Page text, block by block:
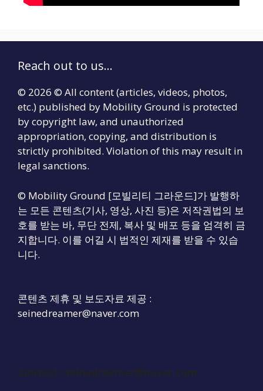
Reach out to us...
© 2026 © All content (articles, videos, photos,
etc.) published by Mobility Ground is protected
by copyright law, and unauthorized
appropriation, copying, and distribution is
strictly prohibited. Violation of this may result in
legal sanctions.
© Mobility Ground [모빌리티 그라운드]가 발행하
는 모든 콘텐츠(기사, 영상, 사진 등)은 저작권법의 보
호를 받는 바, 무단 전제, 복사 및 배포 등을 엄격히 금
지합니다. 이를 어길 시 법적인 제재를 받을 수 있습
니다.
콘텐츠 제휴 및 보도자료 제공 :
seinedreamer@naver.com
Contact : seinedreamer@naver.com